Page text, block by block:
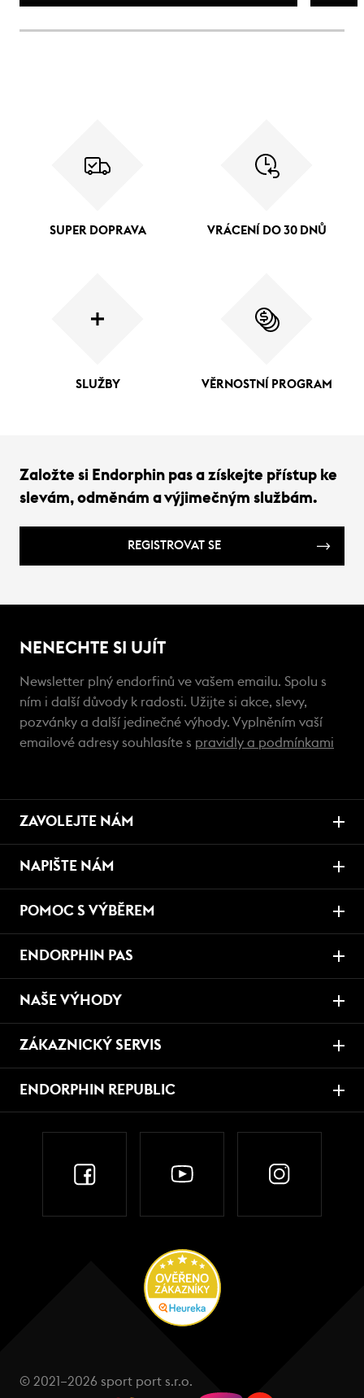
SUPER DOPRAVA VRÁCENÍ DO 30 DNŮ
SLUŽBY VĚRNOSTNÍ PROGRAM
Založte si Endorphin pas a získejte přístup ke
slevám, odměnám a výjimečným službám.
REGISTROVAT SE
NENECHTE SI UJÍT
Newsletter plný endorfinů ve vašem emailu. Spolu s
ním i další důvody k radosti. Užijte si akce, slevy,
pozvánky a další jedinečné výhody. Vyplněním vaší
emailové adresy souhlasíte s pravidly a podmínkami
ZAVOLEJTE NÁM
NAPIŠTE NÁM
POMOC S VÝBĚREM
ENDORPHIN PAS
NAŠE VÝHODY
ZÁKAZNICKÝ SERVIS
ENDORPHIN REPUBLIC
© 2021–2026 sport port s.r.o.